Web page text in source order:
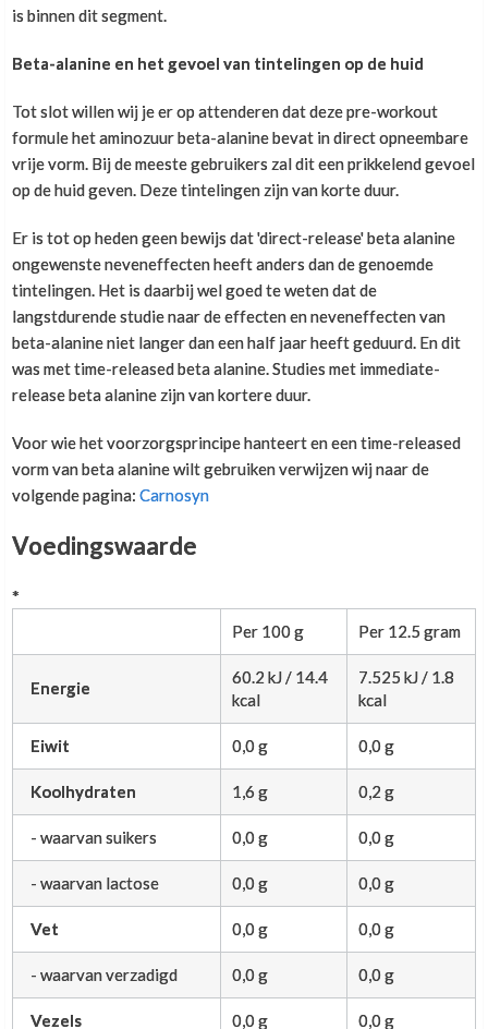
is binnen dit segment.
Beta-alanine en het gevoel van tintelingen op de huid
Tot slot willen wij je er op attenderen dat deze pre-workout
formule het aminozuur beta-alanine bevat in direct opneembare
vrije vorm. Bij de meeste gebruikers zal dit een prikkelend gevoel
op de huid geven. Deze tintelingen zijn van korte duur.
Er is tot op heden geen bewijs dat 'direct-release' beta alanine
ongewenste neveneffecten heeft anders dan de genoemde
tintelingen. Het is daarbij wel goed te weten dat de
langstdurende studie naar de effecten en neveneffecten van
beta-alanine niet langer dan een half jaar heeft geduurd. En dit
was met time-released beta alanine. Studies met immediate-
release beta alanine zijn van kortere duur.
Voor wie het voorzorgsprincipe hanteert en een time-released
vorm van beta alanine wilt gebruiken verwijzen wij naar de
volgende pagina: Carnosyn
Voedingswaarde
*
Per 100 g Per 12.5 gram
Energie
60.2 kJ / 14.4
kcal
7.525 kJ / 1.8
kcal
Eiwit 0,0 g 0,0 g
Koolhydraten 1,6 g 0,2 g
- waarvan suikers 0,0 g 0,0 g
- waarvan lactose 0,0 g 0,0 g
Vet 0,0 g 0,0 g
- waarvan verzadigd 0,0 g 0,0 g
Vezels 0,0 g 0,0 g